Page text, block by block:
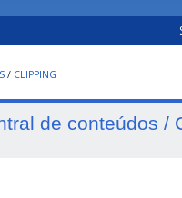
/ CLIPPING
de conteúdos /